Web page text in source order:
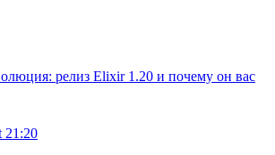
релиз Elixir 1.20 и почему он вас
21:20